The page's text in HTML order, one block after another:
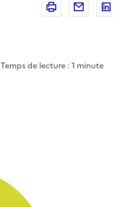
Imprimer Courriel
Temps de lecture : 1 minute